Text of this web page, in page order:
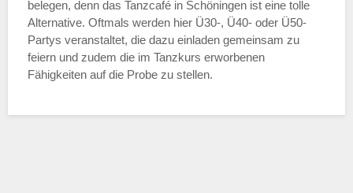
belegen, denn das Tanzcafé in Schöningen ist eine tolle
Alternative. Oftmals werden hier Ü30-, Ü40- oder Ü50-
Partys veranstaltet, die dazu einladen gemeinsam zu
feiern und zudem die im Tanzkurs erworbenen
Fähigkeiten auf die Probe zu stellen.